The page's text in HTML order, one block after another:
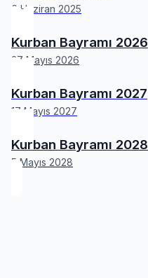
6 Haziran 2025
Kurban Bayramı 2026
27 Mayıs 2026
Kurban Bayramı 2027
17 Mayıs 2027
Kurban Bayramı 2028
5 Mayıs 2028